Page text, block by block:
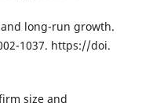
long-run growth.
1037. https://doi.
size and